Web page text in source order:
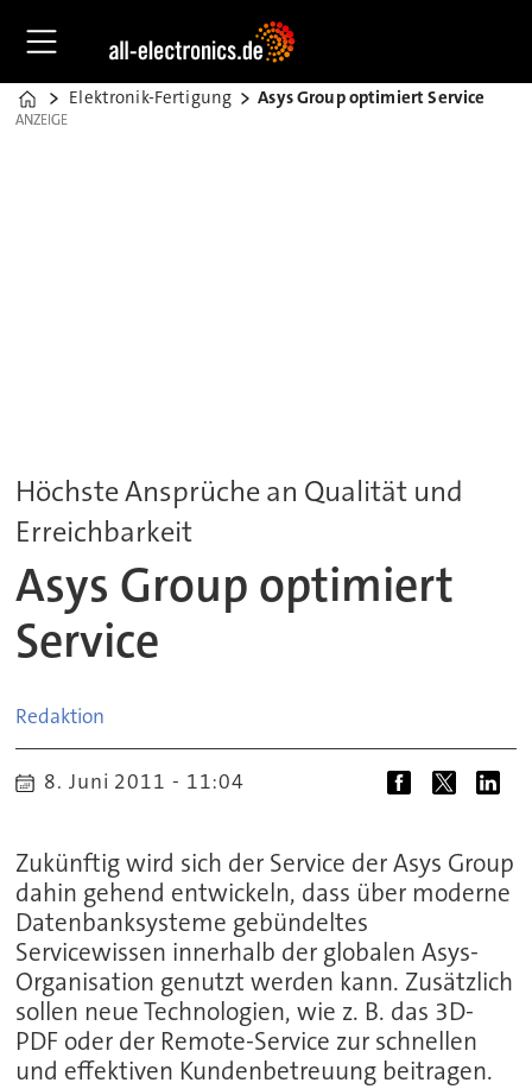
Home
Elektronik-Fertigung Asys Group optimiert Service
ANZEIGE
ANZEIGE
Höchste Ansprüche an Qualität und
Erreichbarkeit
Asys Group optimiert
Service
Redaktion
8. Juni 2011 - 11:04
Zukünftig wird sich der Service der Asys Group
dahin gehend entwickeln, dass über moderne
Datenbanksysteme gebündeltes
Servicewissen innerhalb der globalen Asys-
Organisation genutzt werden kann. Zusätzlich
sollen neue Technologien, wie z. B. das 3D-
PDF oder der Remote-Service zur schnellen
und effektiven Kundenbetreuung beitragen.